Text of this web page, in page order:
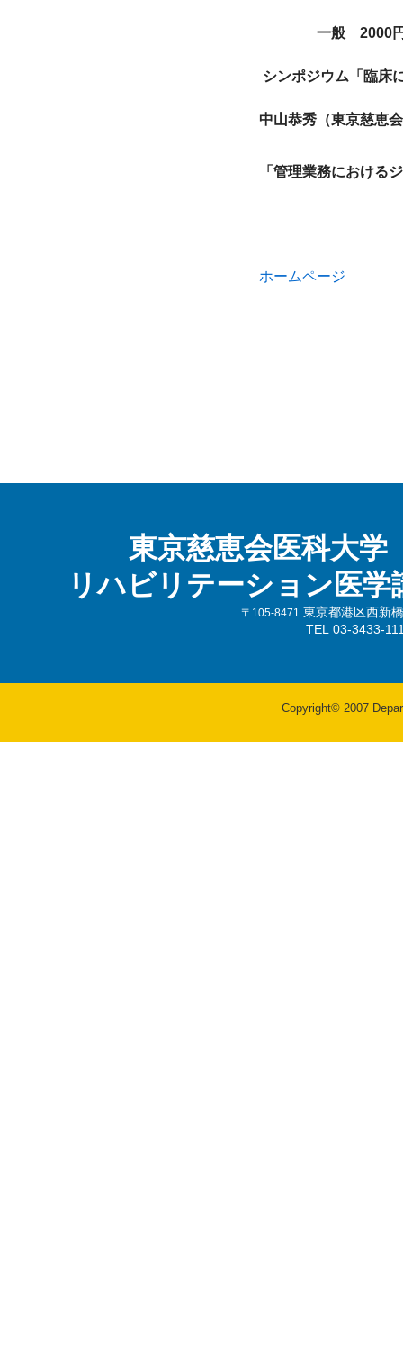
一般　2000円（
シンポジウム「臨床
中山恭秀（東京慈恵
「管理業務における
ホームページ
東京慈恵会医科大学
リハビリテーション医学
〒105-8471
東京都港区西新
TEL 03-3433-
Copyright© 2007